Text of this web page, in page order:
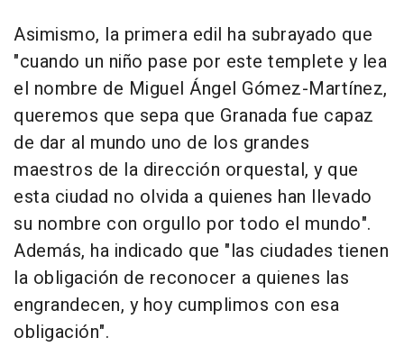
Asimismo, la primera edil ha subrayado que
"cuando un niño pase por este templete y lea
el nombre de Miguel Ángel Gómez-Martínez,
queremos que sepa que Granada fue capaz
de dar al mundo uno de los grandes
maestros de la dirección orquestal, y que
esta ciudad no olvida a quienes han llevado
su nombre con orgullo por todo el mundo".
Además, ha indicado que "las ciudades tienen
la obligación de reconocer a quienes las
engrandecen, y hoy cumplimos con esa
obligación".